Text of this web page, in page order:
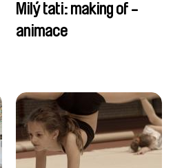
Milý tati: making of -
animace